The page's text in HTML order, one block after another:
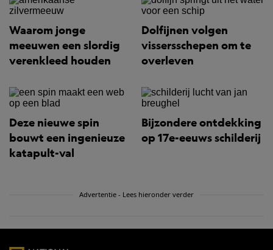
Waarom jonge
meeuwen een slordig
verenkleed houden
Dolfijnen volgen
vissersschepen om te
overleven
Deze nieuwe spin
bouwt een ingenieuze
katapult-val
Bijzondere ontdekking
op 17e-eeuws schilderij
Advertentie - Lees hieronder verder